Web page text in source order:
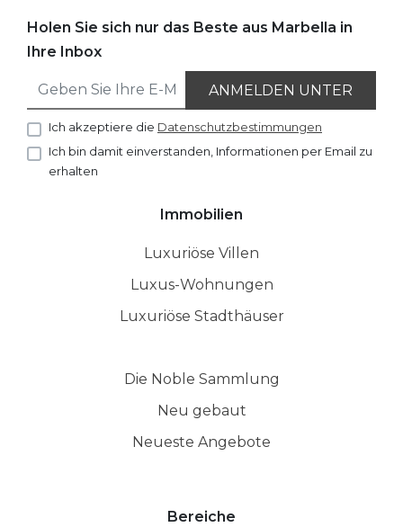
Holen Sie sich nur das Beste aus Marbella in
Ihre Inbox
ANMELDEN UNTER
Ich akzeptiere die Datenschutzbestimmungen
Ich bin damit einverstanden, Informationen per Email zu
erhalten
Immobilien
Luxuriöse Villen
Luxus-Wohnungen
Luxuriöse Stadthäuser
Die Noble Sammlung
Neu gebaut
Neueste Angebote
Bereiche